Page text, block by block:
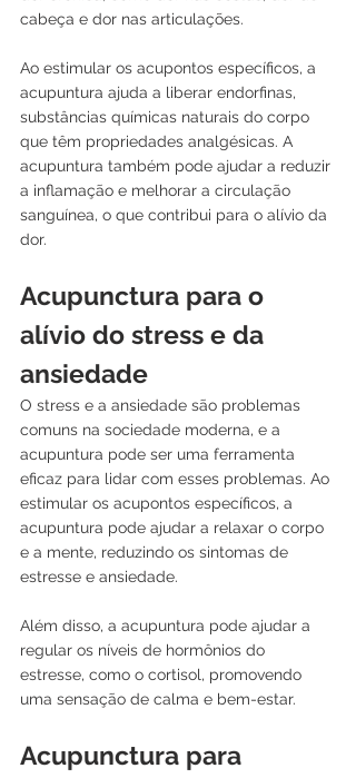
cabeça e dor nas articulações.
Ao estimular os acupontos específicos, a
acupuntura ajuda a liberar endorfinas,
substâncias químicas naturais do corpo
que têm propriedades analgésicas. A
acupuntura também pode ajudar a reduzir
a inflamação e melhorar a circulação
sanguínea, o que contribui para o alívio da
dor.
Acupunctura para o
alívio do stress e da
ansiedade
O stress e a ansiedade são problemas
comuns na sociedade moderna, e a
acupuntura pode ser uma ferramenta
eficaz para lidar com esses problemas. Ao
estimular os acupontos específicos, a
acupuntura pode ajudar a relaxar o corpo
e a mente, reduzindo os sintomas de
estresse e ansiedade.
Além disso, a acupuntura pode ajudar a
regular os níveis de hormônios do
estresse, como o cortisol, promovendo
uma sensação de calma e bem-estar.
Acupunctura para